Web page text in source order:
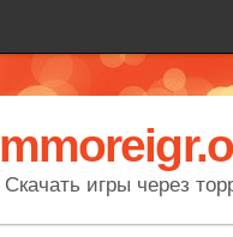
Скачать игры через